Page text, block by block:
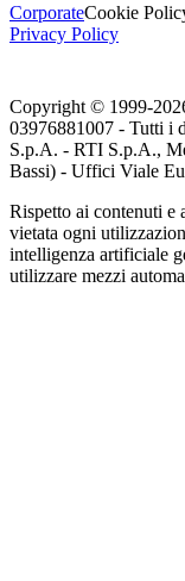
CorporateCookie
Privacy Policy
Copyright © 1999-
03976881007 - Tutti i
S.p.A. - RTI S.p.A.,
Bassi) - Uffici Viale
Rispetto ai contenuti e
vietata ogni
intelligenza artificiale
utilizzare mezzi